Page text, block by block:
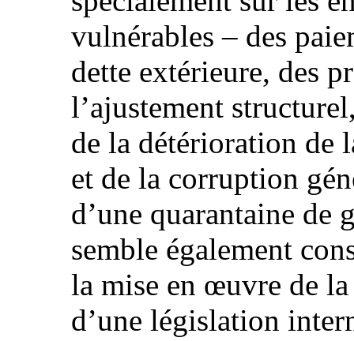
vulnérables – des
dette extérieure, des
l’ajustement
de la détérioration de
et de la corruption
d’une quarantaine de
semble également
la mise en œuvre de
d’une législation